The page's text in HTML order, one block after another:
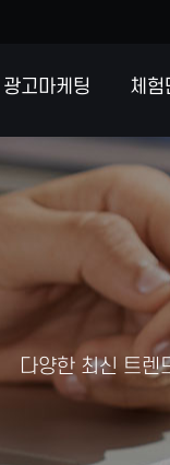
광고마케팅 체험
다양한 최신 트렌